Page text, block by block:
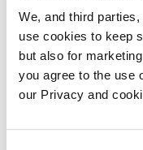
We, and third
use cookies to keep
but also for
you agree to the use
our Privacy and